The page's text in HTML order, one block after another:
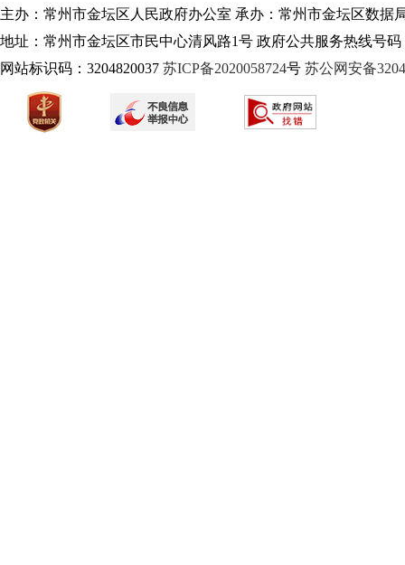
主办：常州市金坛区人民政府办公室 承办：常州市金坛区数据
地址：常州市金坛区市民中心清风路1号 政府公共服务热线号码
网站标识码：3204820037 苏ICP备2020058724号 苏公网安备